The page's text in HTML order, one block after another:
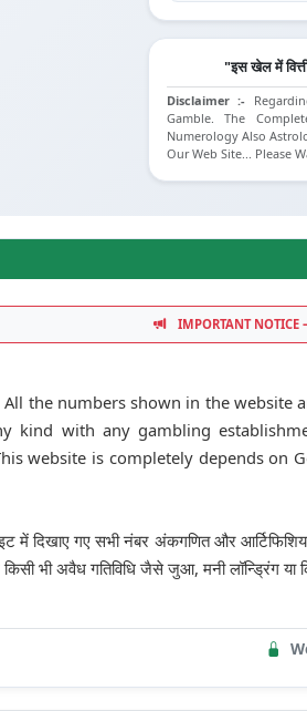
(SSL is
9.5 and above,
"इस खेल में
Disclaimer :-
Gamble. The
Numerology Also
Our Web Site... Please
IMPORTANT NOTICE
the numbers shown in the website
kind with any gambling
website is completely depends
में दिखाए गए सभी नंबर अंकगणित और
भी अवैध गतिविधि जैसे जुआ, मनी लॉन्ड्रिंग